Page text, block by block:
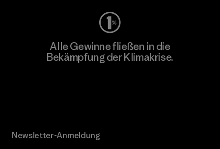
Alle Gewinne fließen in die
Bekämpfung der Klimakrise.
Newsletter-Anmeldung